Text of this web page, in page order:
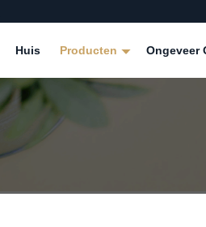
Huis Producten Ongeveer